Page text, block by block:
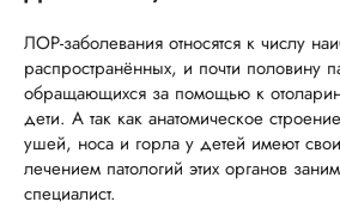
ЛОР-заболевания относятся к числу
распространённых, и почти половину
обращающихся за помощью к
дети. А так как анатомическое
ушей, носа и горла у детей имеют
лечением патологий этих органов
специалист.